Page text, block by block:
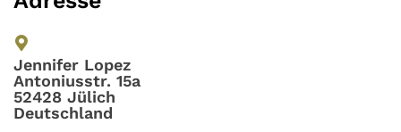
Jennifer Lopez
Antoniusstr. 15a
52428 Jülich
Deutschland